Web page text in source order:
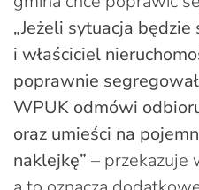
„Jeżeli sytuacja
i właściciel
poprawnie
WPUK odmówi
oraz umieści na
naklejkę” – przekazuje